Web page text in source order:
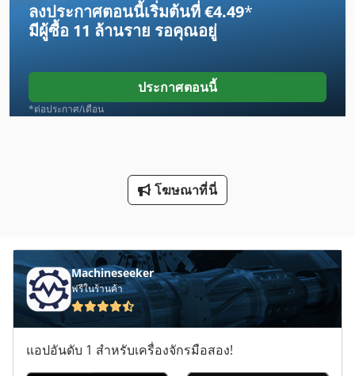
Ingersoll Rand 185
Schechtl Ksv 200
Takisawa Ts 20
กิ โย ติ น
เครื่อง กัด แนว ตั้ง
เครื่องกวาดพื้น
ลงประกาศตอนนี้เริ่มต้นที่ €4.49*
มีผู้ซื้อ 11 ล้านราย รอคุณอยู่
ประกาศตอนนี้
*ต่อประกาศ/เดือน
โฆษณาที่นี่
Machineseeker
ฟรีในร้านค้า
แอปอันดับ 1 สำหรับเครื่องจักรมือสอง!